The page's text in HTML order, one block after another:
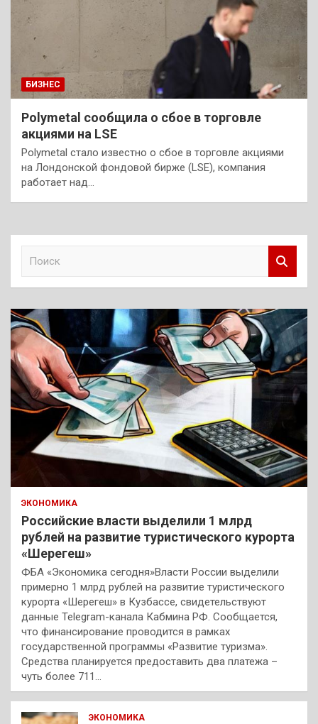
БИЗНЕС
Polymetal сообщила о сбое в торговле
акциями на LSE
Polymetal стало известно о сбое в торговле акциями
на Лондонской фондовой бирже (LSE), компания
работает над…
к
ЭКОНОМИКА
Российские власти выделили 1 млрд
рублей на развитие туристического курорта
«Шерегеш»
ФБА «Экономика сегодня»Власти России выделили
примерно 1 млрд рублей на развитие туристического
курорта «Шерегеш» в Кузбассе, свидетельствуют
данные Telegram-канала Кабмина РФ. Сообщается,
что финансирование проводится в рамках
государственной программы «Развитие туризма».
Средства планируется предоставить два платежа –
чуть более 711…
ЭКОНОМИКА